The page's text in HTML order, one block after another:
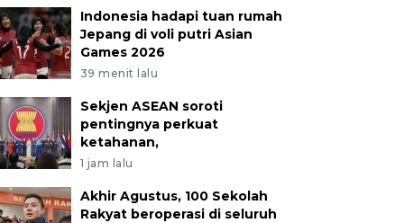
Indonesia hadapi tuan rumah
Jepang di voli putri Asian
Games 2026
39 menit lalu
Sekjen ASEAN soroti
pentingnya perkuat
ketahanan,
1 jam lalu
Akhir Agustus, 100 Sekolah
Rakyat beroperasi di seluruh